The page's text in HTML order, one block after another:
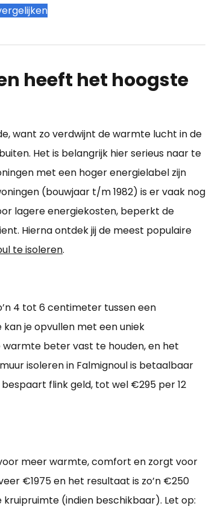
heeft het hoogste
want zo verdwijnt de warmte lucht in de
Het is belangrijk hier serieus naar te
met een hoger energielabel zijn
(bouwjaar t/m 1982) is er vaak nog
lagere energiekosten, beperkt de
Hierna ontdek jij de meest populaire
te isoleren.
4 tot 6 centimeter tussen een
je opvullen met een uniek
beter vast te houden, en het
isoleren in Falmignoul is betaalbaar
flink geld, tot wel €295 per 12
meer warmte, comfort en zorgt voor
€1975 en het resultaat is zo’n €250
(indien beschikbaar). Let op: